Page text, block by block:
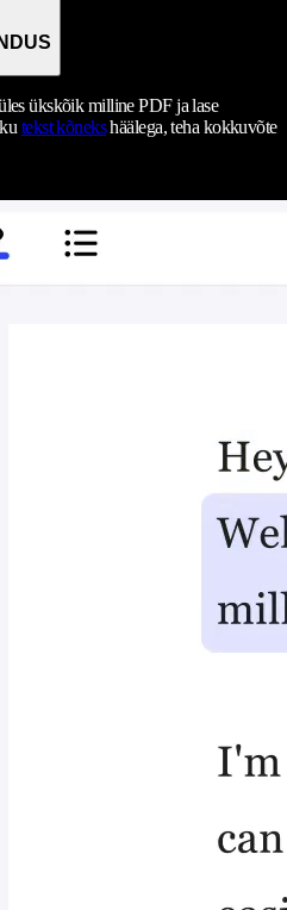
ükskõik milline PDF ja lase
tekst kõnekshäälega, teha kokkuvõte